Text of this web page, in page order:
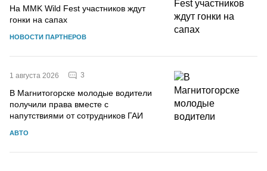
На MMK Wild Fest участников ждут
гонки на сапах
НОВОСТИ ПАРТНЕРОВ
1 августа 2026 3
В Магнитогорске молодые водители
получили права вместе с
напутствиями от сотрудников ГАИ
АВТО